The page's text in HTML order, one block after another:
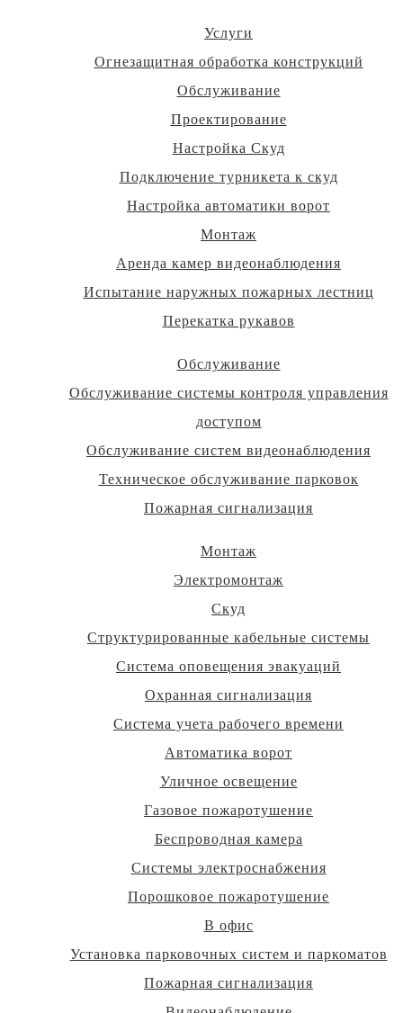
Услуги
Огнезащитная обработка конструкций
Обслуживание
Проектирование
Настройка Скуд
Подключение турникета к скуд
Настройка автоматики ворот
Монтаж
Аренда камер видеонаблюдения
Испытание наружных пожарных лестниц
Перекатка рукавов
Обслуживание
Обслуживание системы контроля управления
доступом
Обслуживание систем видеонаблюдения
Техническое обслуживание парковок
Пожарная сигнализация
Монтаж
Электромонтаж
Скуд
Структурированные кабельные системы
Система оповещения эвакуаций
Охранная сигнализация
Система учета рабочего времени
Автоматика ворот
Уличное освещение
Газовое пожаротушение
Беспроводная камера
Системы электроснабжения
Порошковое пожаротушение
В офис
Установка парковочных систем и паркоматов
Пожарная сигнализация